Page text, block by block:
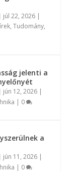
júl 22, 2026 |
,Tudomány,
jelenti a
jún 12, 2026 |
| 0
a
jún 11, 2026 |
| 0